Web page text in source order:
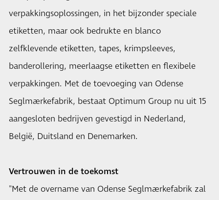
verpakkingsoplossingen, in het bijzonder speciale
etiketten, maar ook bedrukte en blanco
zelfklevende etiketten, tapes, krimpsleeves,
banderollering, meerlaagse etiketten en flexibele
verpakkingen. Met de toevoeging van Odense
Seglmærkefabrik, bestaat Optimum Group nu uit 15
aangesloten bedrijven gevestigd in Nederland,
België, Duitsland en Denemarken.
Vertrouwen in de toekomst
"Met de overname van Odense Seglmærkefabrik zal